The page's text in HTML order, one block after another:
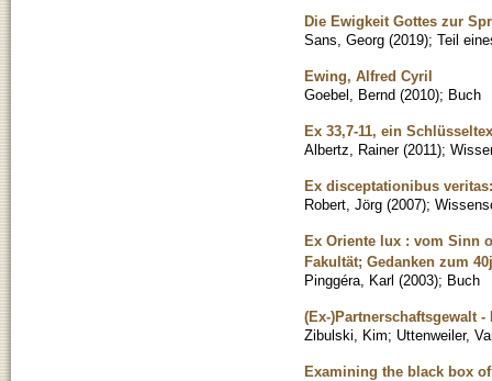
Die Ewigkeit Gottes zur
Sans, Georg (2019); Teil
Ewing, Alfred Cyril
Goebel, Bernd (2010); Buch
Ex 33,7-11, ein
Albertz, Rainer (2011);
Ex disceptationibus
Robert, Jörg (2007);
Ex Oriente lux : vom Sinn
Fakultät; Gedanken zum
Pinggéra, Karl (2003); Buch
(Ex-)Partnerschaftsgewalt
Zibulski, Kim; Uttenweiler,
Examining the black box